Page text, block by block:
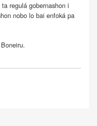
regulá gobernashon i
nobo lo bai enfoká pa